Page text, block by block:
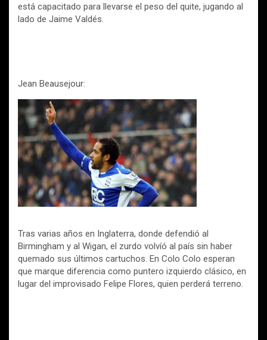
está capacitado para llevarse el peso del quite, jugando al
lado de Jaime Valdés.
Jean Beausejour:
Tras varias años en Inglaterra, donde defendió al
Birmingham y al Wigan, el zurdo volvíó al país sin haber
quemado sus últimos cartuchos. En Colo Colo esperan
que marque diferencia como puntero izquierdo clásico, en
lugar del improvisado Felipe Flores, quien perderá terreno.